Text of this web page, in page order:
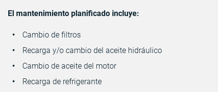
El mantenimiento planificado incluye:
Cambio de filtros
Recarga y/o cambio del aceite hidráulico
Cambio de aceite del motor
Recarga de refrigerante